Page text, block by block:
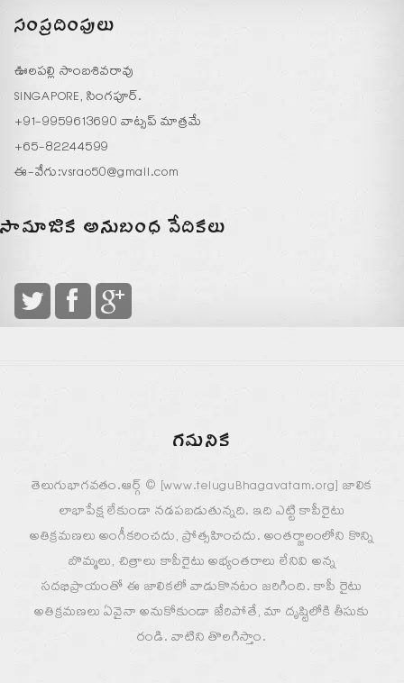
సంప్రదింపులు
ఊలపల్లి సాంబశివరావు
SINGAPORE, సింగపూర్.
+91-9959613690 వాట్సప్ మాత్రమే
+65-82244599
ఈ-వేగు:vsrao50@gmail.com
సామాజిక అనుబంధ వేదికలు
గమనిక
తెలుగుభాగవతం.ఆర్గ్ © [www.teluguBhagavatam.org] జాలిక
లాభాపేక్ష లేకుండా నడపబడుతున్నది. ఇది ఎట్టి కాపీరైటు
అతిక్రమణలు అంగీకరించదు, ప్రోత్సహించదు. అంతర్జాలంలోని కొన్ని
బొమ్మలు, చిత్రాలు కాపీరైటు అభ్యంతరాలు లేనివి అన్న
సదభిప్రాయంతో ఈ జాలికలో వాడుకొనటం జరిగింది. కాపీ రైటు
అతిక్రమణలు ఏవైనా అనుకోకుండా జేరిపోతే, మా దృష్టిలోకి తీసుకు
రండి. వాటిని తొలగిస్తాం.